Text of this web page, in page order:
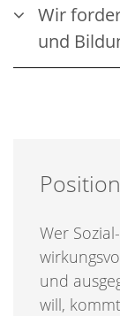
Wir
und
Wer
und
will,